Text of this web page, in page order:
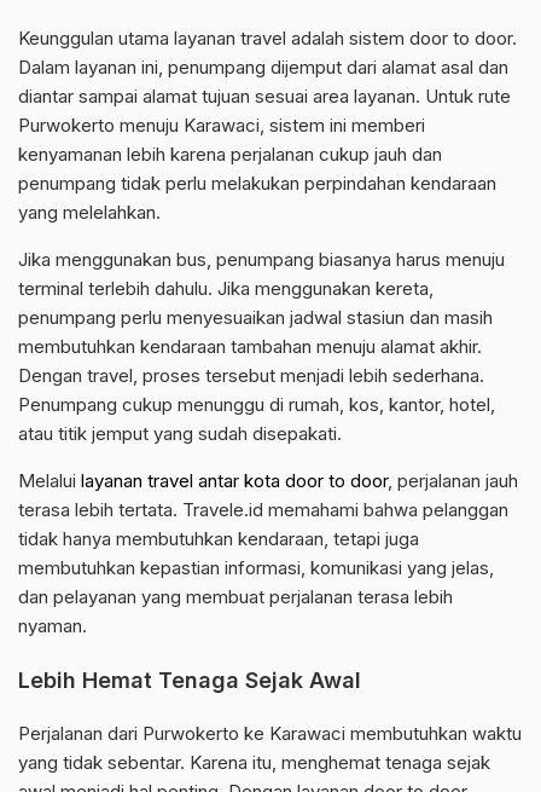
Keunggulan utama layanan travel adalah sistem door to door.
Dalam layanan ini, penumpang dijemput dari alamat asal dan
diantar sampai alamat tujuan sesuai area layanan. Untuk rute
Purwokerto menuju Karawaci, sistem ini memberi
kenyamanan lebih karena perjalanan cukup jauh dan
penumpang tidak perlu melakukan perpindahan kendaraan
yang melelahkan.
Jika menggunakan bus, penumpang biasanya harus menuju
terminal terlebih dahulu. Jika menggunakan kereta,
penumpang perlu menyesuaikan jadwal stasiun dan masih
membutuhkan kendaraan tambahan menuju alamat akhir.
Dengan travel, proses tersebut menjadi lebih sederhana.
Penumpang cukup menunggu di rumah, kos, kantor, hotel,
atau titik jemput yang sudah disepakati.
Melalui layanan travel antar kota door to door, perjalanan jauh
terasa lebih tertata. Travele.id memahami bahwa pelanggan
tidak hanya membutuhkan kendaraan, tetapi juga
membutuhkan kepastian informasi, komunikasi yang jelas,
dan pelayanan yang membuat perjalanan terasa lebih
nyaman.
Lebih Hemat Tenaga Sejak Awal
Perjalanan dari Purwokerto ke Karawaci membutuhkan waktu
yang tidak sebentar. Karena itu, menghemat tenaga sejak